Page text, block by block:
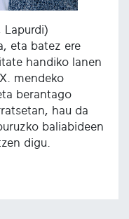
Lapurdi)
eta batez ere
handiko lanen
mendeko
berantago
hau da
baliabideen
digu.